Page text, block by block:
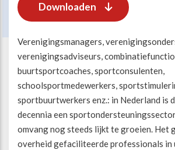
Downloaden
Verenigingsmanagers,
verenigingsadviseurs,
buurtsportcoaches, sportconsulenten,
schoolsportmedewerkers,
sportbuurtwerkers enz.: in Nederland is
decennia een
omvang nog steeds lijkt te groeien. Het
overheid gefaciliteerde professionals in
Maatschappelijke waarde
Beweegvriendelijke omgeving
Kansengelijkheid
Organisatie
Werken bij
Persvoorlichting en Public Affairs